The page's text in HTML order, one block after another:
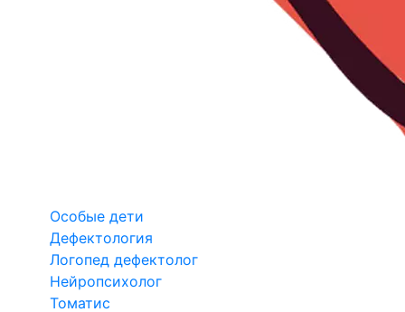
Особые дети
Дефектология
Логопед дефектолог
Нейропсихолог
Томатис